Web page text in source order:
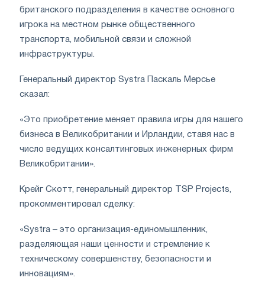
британского подразделения в качестве основного
игрока на местном рынке общественного
транспорта, мобильной связи и сложной
инфраструктуры.
Генеральный директор Systra Паскаль Мерсье
сказал:
«Это приобретение меняет правила игры для нашего
бизнеса в Великобритании и Ирландии, ставя нас в
число ведущих консалтинговых инженерных фирм
Великобритании».
Крейг Скотт, генеральный директор TSP Projects,
прокомментировал сделку:
«Systra – это организация-единомышленник,
разделяющая наши ценности и стремление к
техническому совершенству, безопасности и
инновациям».